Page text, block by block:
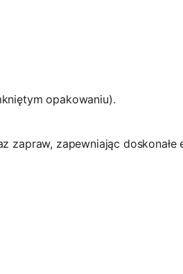
opakowaniu).
zapewniając